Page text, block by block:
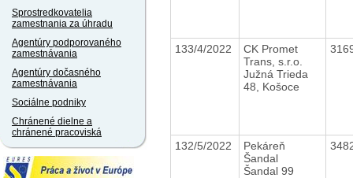
Sprostredkovatelia
zamestnania za úhradu
Agentúry podporovaného
zamestnávania
Agentúry dočasného
zamestnávania
Sociálne podniky
Chránené dielne a
chránené pracoviská
133/4/2022
CK Promet
Trans, s.r.o.
Južná Trieda
48, Košoce
132/5/2022
Pekáreň
Šandal
Šandal 99